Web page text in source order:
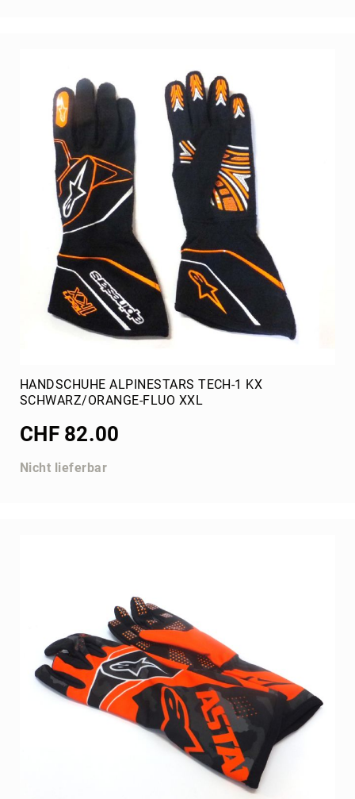
HANDSCHUHE ALPINESTARS TECH-1 KX
SCHWARZ/ORANGE-FLUO XXL
CHF 82.00
Nicht lieferbar